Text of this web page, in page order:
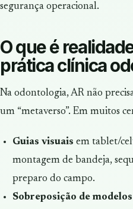
segurança operacional.
O que é
prática clínica
Na odontologia, AR não
um “metaverso”. Em muitos
Guias visuais em tablet/
montagem de bandeja,
preparo do campo.
Sobreposição de